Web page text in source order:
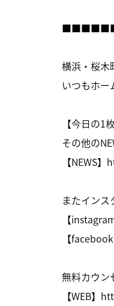
横浜・桜木
いつもホー
【今日の1
その他の
【NEWS】
またインス
【
【facebook
無料カウ
【WEB】